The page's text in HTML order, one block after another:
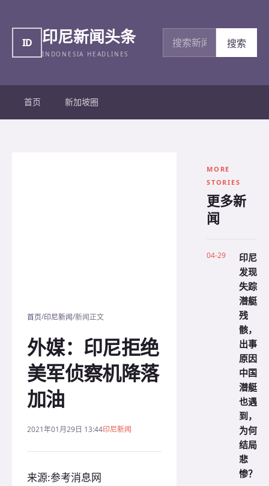
ID 印尼新闻头条
INDONESIA HEADLINES
搜索新闻
搜索
首页 新加坡圈
首页/印尼新闻/新闻正文
外媒：印尼拒绝
美军侦察机降落
加油
2021年01月29日 13:44印尼新闻
来源:参考消息网
MORE
STORIES
更多新
闻
04-29
印尼
发现
失踪
潜艇
残
骸，
出事
原因
中国
潜艇
也遇
到，
为何
结局
悲
惨？